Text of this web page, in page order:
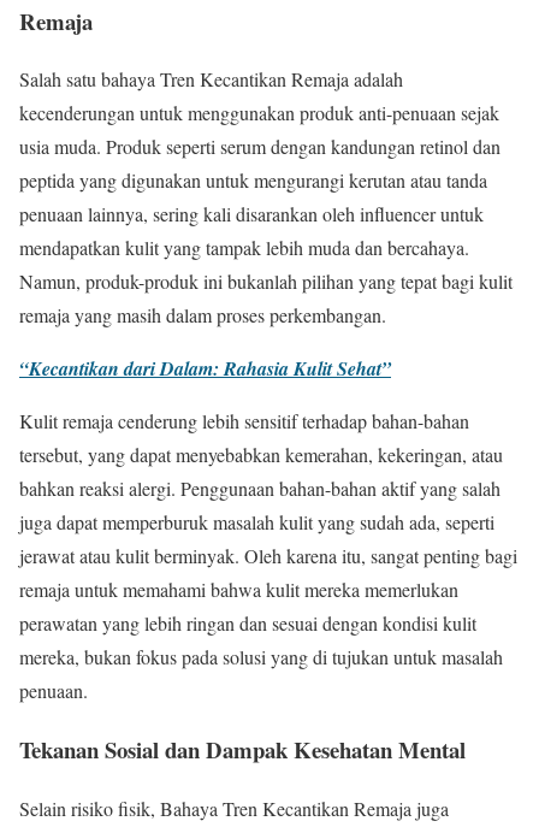
Remaja
Salah satu bahaya Tren Kecantikan Remaja adalah
kecenderungan untuk menggunakan produk anti-penuaan sejak
usia muda. Produk seperti serum dengan kandungan retinol dan
peptida yang digunakan untuk mengurangi kerutan atau tanda
penuaan lainnya, sering kali disarankan oleh influencer untuk
mendapatkan kulit yang tampak lebih muda dan bercahaya.
Namun, produk-produk ini bukanlah pilihan yang tepat bagi kulit
remaja yang masih dalam proses perkembangan.
“Kecantikan dari Dalam: Rahasia Kulit Sehat”
Kulit remaja cenderung lebih sensitif terhadap bahan-bahan
tersebut, yang dapat menyebabkan kemerahan, kekeringan, atau
bahkan reaksi alergi. Penggunaan bahan-bahan aktif yang salah
juga dapat memperburuk masalah kulit yang sudah ada, seperti
jerawat atau kulit berminyak. Oleh karena itu, sangat penting bagi
remaja untuk memahami bahwa kulit mereka memerlukan
perawatan yang lebih ringan dan sesuai dengan kondisi kulit
mereka, bukan fokus pada solusi yang di tujukan untuk masalah
penuaan.
Tekanan Sosial dan Dampak Kesehatan Mental
Selain risiko fisik, Bahaya Tren Kecantikan Remaja juga